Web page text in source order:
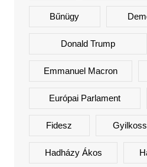
Bűnügy
Donald Trump
Emmanuel Macron
Európai Parlament
Fidesz
Hadházy Ákos